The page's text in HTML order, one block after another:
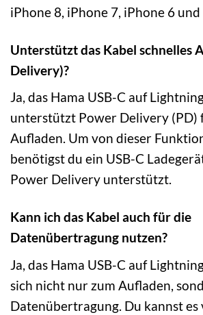
iPhone 8, iPhone 7, iPhone 6
Unterstützt das Kabel schnelles
Delivery)?
Ja, das Hama USB-C auf
unterstützt Power Delivery (PD)
Aufladen. Um von dieser
benötigst du ein USB-C
Power Delivery unterstützt.
Kann ich das Kabel auch für die
Datenübertragung nutzen?
Ja, das Hama USB-C auf
sich nicht nur zum Aufladen,
Datenübertragung. Du kannst es